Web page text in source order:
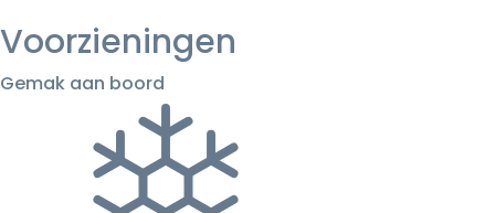
Voorzieningen
Gemak aan boord